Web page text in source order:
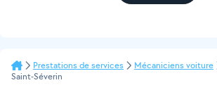
Prestations de services Mécaniciens voiture
Saint-Séverin